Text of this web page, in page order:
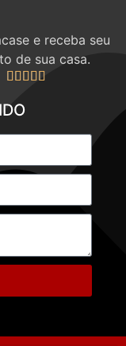
e receba seu
de sua casa.
    